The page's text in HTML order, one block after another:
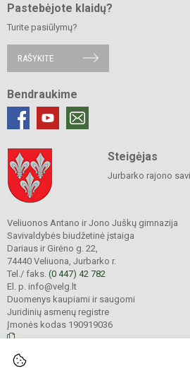
Pastebėjote klaidų?
Turite pasiūlymų?
RAŠYKITE
Bendraukime
Steigėjas
Jurbarko rajono
Veliuonos Antano ir Jono Juškų gimnazija
Savivaldybės biudžetinė įstaiga
Dariaus ir Girėno g. 22,
74440 Veliuona, Jurbarko r.
Tel./ faks. (0 447) 42 782
El. p. info@velg.lt
Duomenys kaupiami ir saugomi
Juridinių asmenų registre
Įmonės kodas 190919036